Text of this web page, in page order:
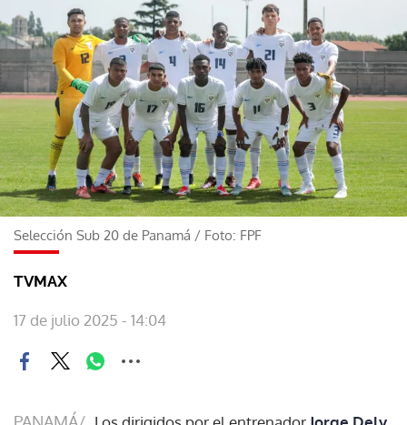
Selección Sub 20 de Panamá / Foto: FPF
TVMAX
17 de julio 2025 - 14:04